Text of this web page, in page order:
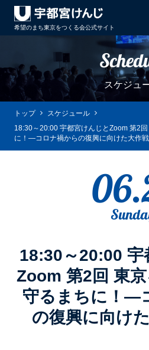
希望のまち東京をつくる会公式サイト
スケジュ
トップ
スケジュール
18:30～20:00 宇都宮けんじとZoom 第2
に！―コロナ禍からの復興に向けた大作
18:30～20:00 宇
Zoom 第2回 東
守るまちに！―
の復興に向け